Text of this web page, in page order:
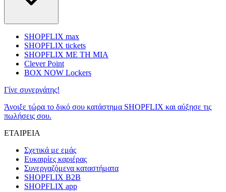
SHOPFLIX max
SHOPFLIX tickets
SHOPFLIX ΜΕ ΤΗ ΜΙΑ
Clever Point
BOX NOW Lockers
Γίνε συνεργάτης!
Άνοιξε τώρα το δικό σου κατάστημα SHOPFLIX και αύξησε τις
πωλήσεις σου.
ΕΤΑΙΡΕΙΑ
Σχετικά με εμάς
Ευκαιρίες καριέρας
Συνεργαζόμενα καταστήματα
SHOPFLIX B2B
SHOPFLIX app